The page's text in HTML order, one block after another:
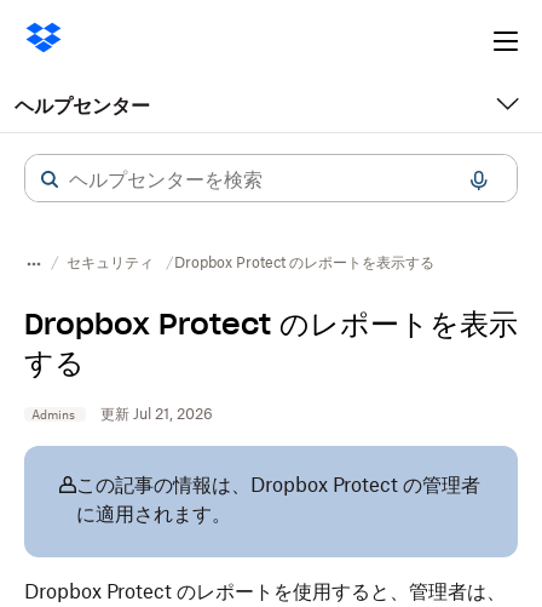
ヘルプセンター
セキュリティ Dropbox Protect のレポートを表示する
Dropbox Protect のレポートを表示
する
Admins 更新 Jul 21, 2026
この記事の情報は、Dropbox Protect の管理者
に適用されます。
Dropbox Protect のレポートを使用すると、管理者は、